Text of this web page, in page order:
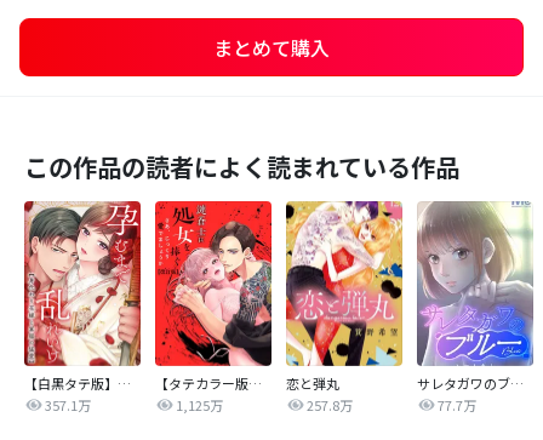
まとめて購入
この作品の読者によく読まれている作品
【白黒タテ版】孕むまで乱れいけ～身代わり花嫁と軍服の猛愛
357.1万
【タテカラー版】漣蒼士に処女を捧ぐ～さあ、じっくり愛でましょうか
1,125万
恋と弾丸
257.8万
サレタガワのブルー【タテヨミ】
77.7万